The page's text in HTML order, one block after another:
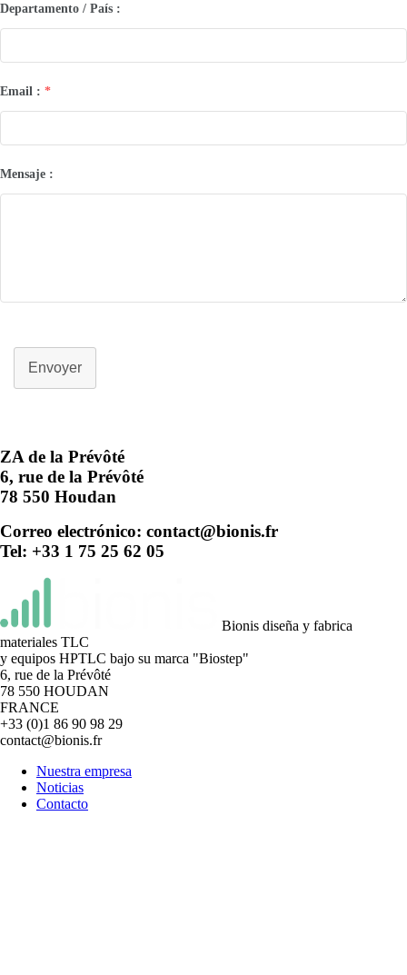
Departamento / País :
Email : *
Mensaje :
Envoyer
ZA de la Prévôté
6, rue de la Prévôté
78 550 Houdan
Correo electrónico: contact@bionis.fr
Tel: +33 1 75 25 62 05
Bionis diseña y fabrica
materiales TLC
y equipos HPTLC bajo su marca "Biostep"
6, rue de la Prévôté
78 550 HOUDAN
FRANCE
+33 (0)1 86 90 98 29
contact@bionis.fr
Nuestra empresa
Noticias
Contacto